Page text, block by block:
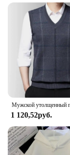
1 120,52руб.